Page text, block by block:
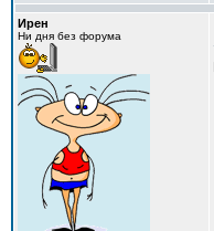
Ирен
Ни дня без форума